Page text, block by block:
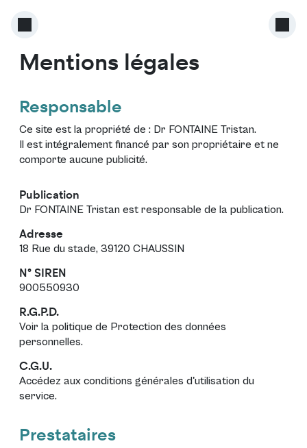
Mentions légales
Responsable
Ce site est la propriété de : Dr FONTAINE Tristan.
Il est intégralement financé par son propriétaire et ne
comporte aucune publicité.
Publication
Dr FONTAINE Tristan est responsable de la publication.
Adresse
18 Rue du stade, 39120 CHAUSSIN
N° SIREN
900550930
R.G.P.D.
Voir la politique de Protection des données
personnelles.
C.G.U.
Accédez aux conditions générales d'utilisation du
service.
Prestataires